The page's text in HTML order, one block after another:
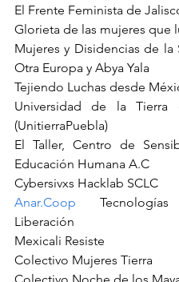
El Frente Feminista de
Glorieta de las mujeres que
Mujeres y Disidencias de la
Otra Europa y Abya Yala
Tejiendo Luchas desde
Universidad de la Tierra
(UnitierraPuebla)
El Taller, Centro de
Educación Humana A.C
Cybersivxs Hacklab SCLC
Anar.Coop
Liberación
Mexicali Resiste
Colectivo Mujeres Tierra